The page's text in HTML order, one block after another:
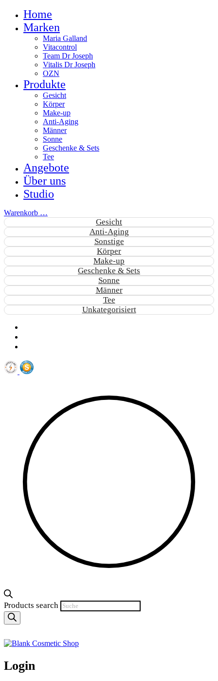
Home
Marken
Maria Galland
Vitacontrol
Team Dr Joseph
Vitalis Dr Joseph
OZN
Produkte
Gesicht
Körper
Make-up
Anti-Aging
Männer
Sonne
Geschenke & Sets
Tee
Angebote
Über uns
Studio
Warenkorb …
Gesicht
Anti-Aging
Sonstige
Körper
Make-up
Geschenke & Sets
Sonne
Männer
Tee
Unkategorisiert
Products search
Login